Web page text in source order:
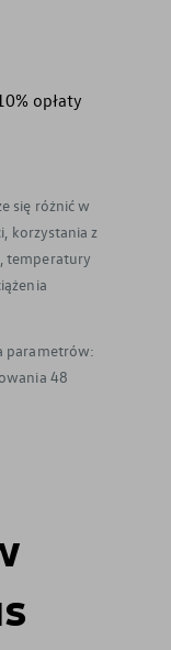
opłaty
się różnić w
korzystania z
temperatury
parametrów:
48